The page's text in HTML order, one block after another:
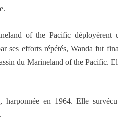
of the Pacific déployèrent
ses efforts répétés, Wanda fut
du Marineland of the Pacific.
, harponnée en 1964. Elle